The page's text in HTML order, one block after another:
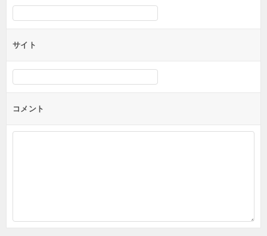
サイト
コメント